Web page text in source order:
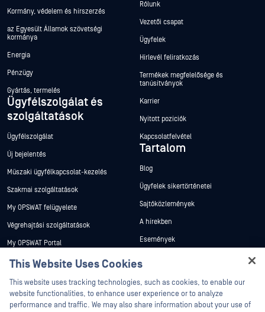
Kormány, védelem és hírszerzés
az Egyesült Államok szövetségi
kormánya
Energia
Pénzügy
Gyártás, termelés
Ügyfélszolgálat és
szolgáltatások
Ügyfélszolgálat
Új bejelentés
Műszaki ügyfélkapcsolat-kezelés
Szakmai szolgáltatások
My OPSWAT felügyelete
Végrehajtási szolgáltatások
My OPSWAT Portal
Műszaki dokumentáció
Képzések
Biztonsági sebezhetőségi program
Partnerek
Rólunk
Vezetői csapat
Ügyfelek
Hírlevél feliratkozás
Termékek megfelelősége és
tanúsítványok
Karrier
Nyitott pozíciók
Kapcsolatfelvétel
Tartalom
Blog
Ügyfelek sikertörténetei
Sajtóközlemények
A hírekben
Események
Fehér könyvek
This Website Uses Cookies
This website uses tracking technologies, such as cookies, to enable our
website functionalities, to enhance user experience or to analyze
performance and traffic. We may also share information about your use of
Hey there!
I'm Ozzy, your OPSWAT virtual assistant.
How can I help you secure what's critical